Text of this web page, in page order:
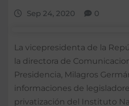
Sep 24, 2020 0
La vicepresidenta de la
la directora de
Presidencia, Milagros
informaciones de
privatización del Instituto